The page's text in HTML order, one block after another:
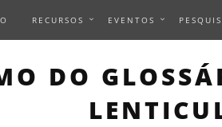
RECURSOS EVENTOS
DO